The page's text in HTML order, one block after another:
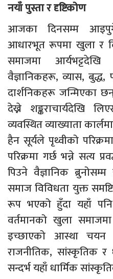
नयाँ पुस्ता र दृष्टिकोण
आजका दिनसम्म
आधारभूत रूपमा खुला र
समाजमा आर्यभट्टदेखि
वैज्ञानिकहरू, व्यास,
दार्शनिकहरू जन्मिएका
देख्ने शङ्कराचार्यदेखि
व्यवस्थित व्याख्याता
हैन सूर्यले पृथ्वीको
परिक्रमा गर्छ भन्ने सत्य
पिउने वैज्ञानिक
समाज विविधता युक्त
रूप भएको हुँदा यहाँ पनि
वर्तमानको खुला
इच्छाएको आस्था
राजनीतिक, सांस्कृतिक र
सन्दर्भ यहाँ धार्मिक